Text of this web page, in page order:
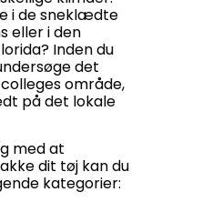
i de sneklædte
eller i den
Inden du
det
område,
på det lokale
med at
dit tøj kan du
kategorier: